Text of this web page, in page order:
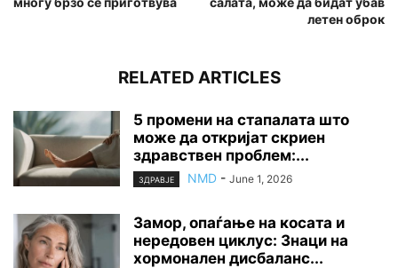
летен оброк
RELATED ARTICLES
5 промени на стапалата што
може да откријат скриен
здравствен проблем:...
ЗДРАВЈЕ NMD - June 1, 2026
Замор, опаѓање на косата и
нередовен циклус: Знаци на
хормонален дисбаланс...